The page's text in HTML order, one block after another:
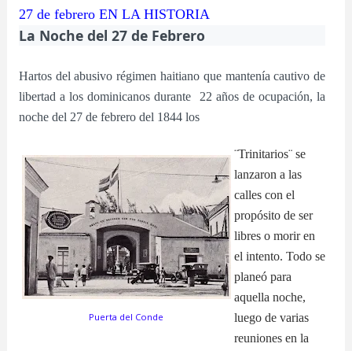
27 de febrero EN LA HISTORIA
La Noche del 27 de Febrero
Hartos del abusivo régimen haitiano que mantenía cautivo de
libertad a los dominicanos durante 22 años de ocupación, la
noche del 27 de febrero del 1844 los
Puerta del Conde
¨Trinitarios¨ se
lanzaron a las
calles con el
propósito de ser
libres o morir en
el intento. Todo se
planeó para
aquella noche,
luego de varias
reuniones en la